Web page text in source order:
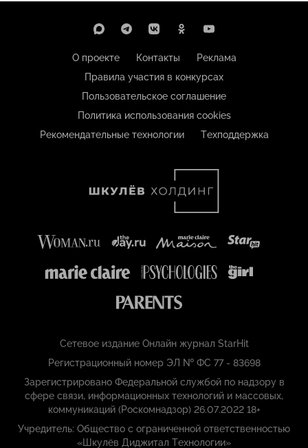
О проекте Контакты
Реклама
Правила участия в конкурсах
Пользовательское соглашение
Политика использования cookies
Рекомендательные технологии
Техподдержка
Сетевое издание Онлайн журнал StarHit
Регистрационный номер ЭЛ № ФС 77 - 83698
Зарегистрировано Федеральной службой по надзору в
сфере связи, информационных технологий и массовых,
коммуникаций (Роскомнадзор) 26.07.2022 18+
Учредитель: Общество с ограниченной ответственностью
«Шкулёв Диджитал Технологии»